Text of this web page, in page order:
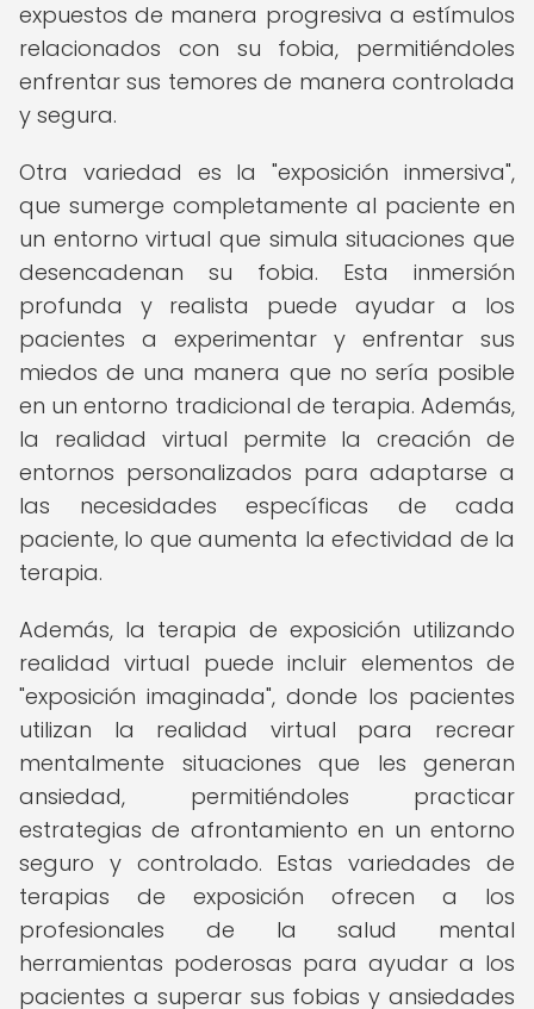
expuestos de manera progresiva a estímulos
relacionados con su fobia, permitiéndoles
enfrentar sus temores de manera controlada
y segura.
Otra variedad es la "exposición inmersiva",
que sumerge completamente al paciente en
un entorno virtual que simula situaciones que
desencadenan su fobia. Esta inmersión
profunda y realista puede ayudar a los
pacientes a experimentar y enfrentar sus
miedos de una manera que no sería posible
en un entorno tradicional de terapia. Además,
la realidad virtual permite la creación de
entornos personalizados para adaptarse a
las necesidades específicas de cada
paciente, lo que aumenta la efectividad de la
terapia.
Además, la terapia de exposición utilizando
realidad virtual puede incluir elementos de
"exposición imaginada", donde los pacientes
utilizan la realidad virtual para recrear
mentalmente situaciones que les generan
ansiedad, permitiéndoles practicar
estrategias de afrontamiento en un entorno
seguro y controlado. Estas variedades de
terapias de exposición ofrecen a los
profesionales de la salud mental
herramientas poderosas para ayudar a los
pacientes a superar sus fobias y ansiedades